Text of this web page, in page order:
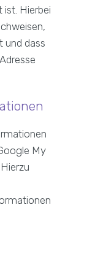
ist. Hierbei
und dass
My